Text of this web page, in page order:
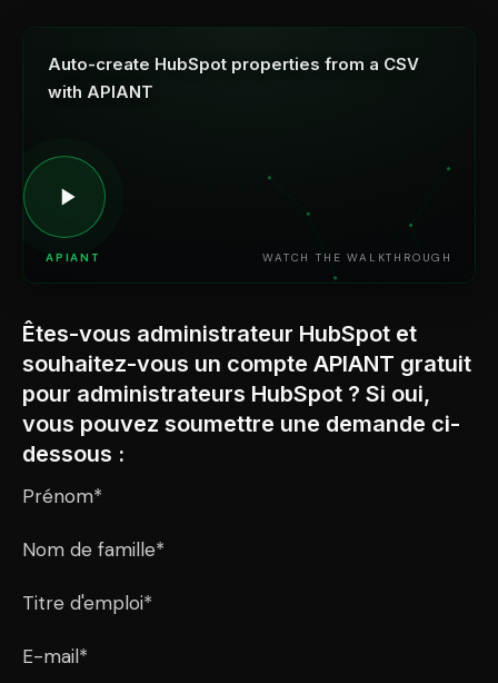
Auto-create HubSpot properties from a CSV
with APIANT
APIANT WATCH THE WALKTHROUGH
Êtes-vous administrateur HubSpot et
souhaitez-vous un compte APIANT gratuit
pour administrateurs HubSpot ? Si oui,
vous pouvez soumettre une demande ci-
dessous :
Prénom*
Nom de famille*
Titre d'emploi*
E-mail*